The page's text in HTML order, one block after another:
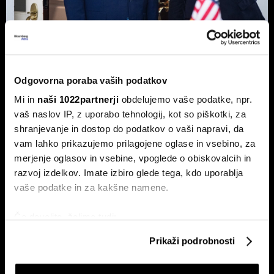
Odgovorna poraba vaših podatkov
Mi in naši 1022partnerji obdelujemo vaše podatke, npr.
vaš naslov IP, z uporabo tehnologij, kot so piškotki, za
shranjevanje in dostop do podatkov o vaši napravi, da
vam lahko prikazujemo prilagojene oglase in vsebino, za
merjenje oglasov in vsebine, vpoglede o obiskovalcih in
razvoj izdelkov. Imate izbiro glede tega, kdo uporablja
vaše podatke in za kakšne namene.
Identificirati napravo z aktivnim preverjanjem
Prikaži podrobnosti
Top 5 novic za začetek dneva:
ZDA in Izrael?
To so prve novice dneva.
Borza na rekordu, ekonomija na
Top 5 novic za začetek dneva:
Wall Streetu